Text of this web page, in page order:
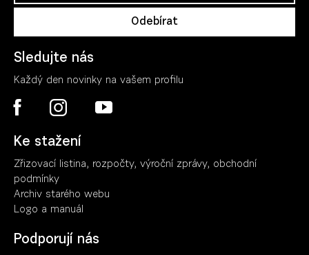
Sledujte nás
Každý den novinky na vašem profilu
Ke stažení
Zřizovací listina, rozpočty, výroční zprávy, obchodní
podmínky
Archiv starého webu
Logo a manuál
Podporují nás